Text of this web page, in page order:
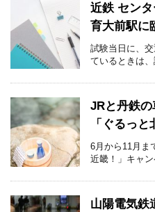
近鉄 セン
育大前駅に
試験当日に、
ているときは
JRと丹鉄
「ぐるっ
6月から11月ま
近畿！」キャ
山陽電気鉄